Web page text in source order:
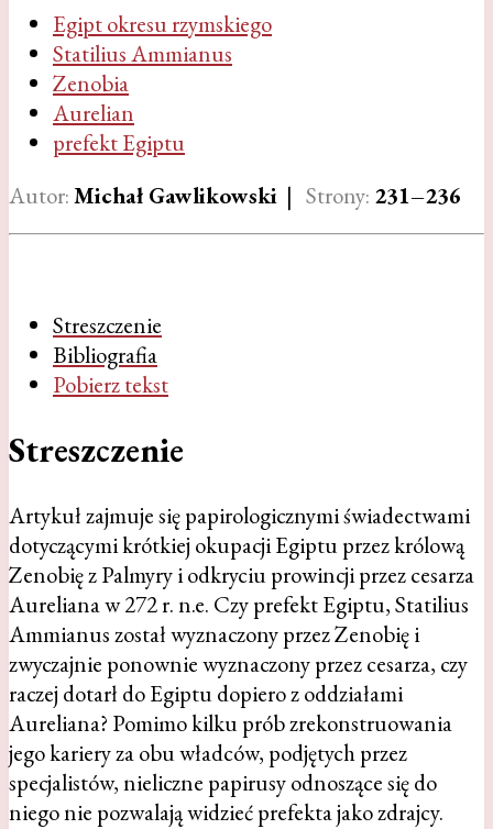
Egipt okresu rzymskiego
Statilius Ammianus
Zenobia
Aurelian
prefekt Egiptu
Autor:Michał Gawlikowski | Strony: 231–236
Streszczenie
Bibliografia
Pobierz tekst
Streszczenie
Artykuł zajmuje się papirologicznymi świadectwami
dotyczącymi krótkiej okupacji Egiptu przez królową
Zenobię z Palmyry i odkryciu prowincji przez cesarza
Aureliana w 272 r. n.e. Czy prefekt Egiptu, Statilius
Ammianus został wyznaczony przez Zenobię i
zwyczajnie ponownie wyznaczony przez cesarza, czy
raczej dotarł do Egiptu dopiero z oddziałami
Aureliana? Pomimo kilku prób zrekonstruowania
jego kariery za obu władców, podjętych przez
specjalistów, nieliczne papirusy odnoszące się do
niego nie pozwalają widzieć prefekta jako zdrajcy.